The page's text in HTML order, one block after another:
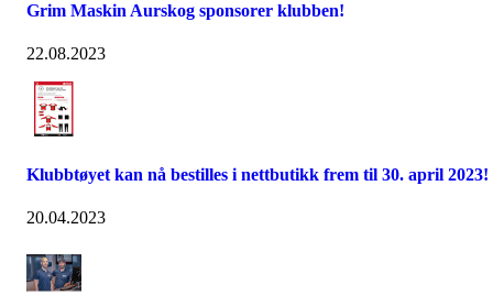
Grim Maskin Aurskog sponsorer klubben!
22.08.2023
Klubbtøyet kan nå bestilles i nettbutikk frem til 30. april 2023!
20.04.2023